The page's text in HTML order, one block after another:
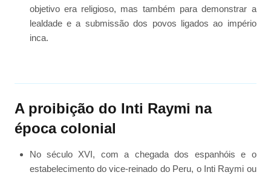
objetivo era religioso, mas também para demonstrar a
lealdade e a submissão dos povos ligados ao império
inca.
A proibição do Inti Raymi na
época colonial
No século XVI, com a chegada dos espanhóis e o
estabelecimento do vice-reinado do Peru, o Inti Raymi ou